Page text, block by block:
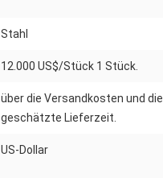
Stahl
12.000 US$/Stück 1 Stück.
über die Versandkosten und die
geschätzte Lieferzeit.
US-Dollar